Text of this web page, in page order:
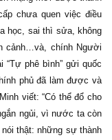
chưa quen việc điều
học, sai thì sửa, không
cảnh…và, chính Người
phê bình” gửi quốc
phủ đã làm được và
viết: “Có thể đổ cho
ngủi, vì nước ta còn
thật: những sự thành